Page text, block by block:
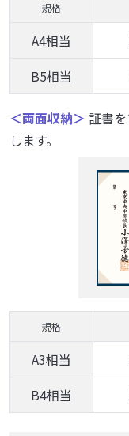
規格
A4相当
B5相当
＜両面収納＞ 証書
します。
規格
A3相当
B4相当